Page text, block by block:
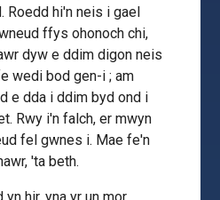
Roedd hi'n neis i gael
ffys ohonoch chi,
dyw e ddim digon neis
wedi bod gen-i ; am
e dda i ddim byd ond i
Rwy i'n falch, er mwyn
fel gwnes i. Mae fe'n
'ta beth.